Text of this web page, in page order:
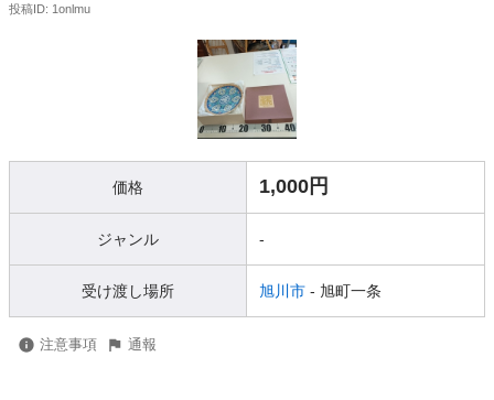
投稿ID: 1onlmu
価格 1,000円
ジャンル -
受け渡し場所 旭川市 - 旭町一条
注意事項 通報